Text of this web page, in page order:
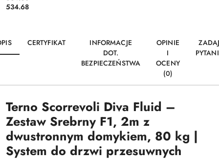
534.68
CERTYFIKAT
INFORMACJE
DOT.
BEZPIECZEŃSTWA
OPINIE
I
OCENY
(0)
Terno Scorrevoli Diva Fluid –
Zestaw Srebrny F1, 2m z
dwustronnym domykiem, 80 kg |
System do drzwi przesuwnych